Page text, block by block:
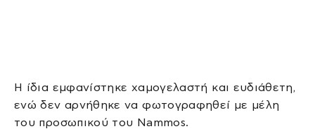
Η ίδια εμφανίστηκε χαμογελαστή και ευδιάθετη,
ενώ δεν αρνήθηκε να φωτογραφηθεί με μέλη
του προσωπικού του Nammos.